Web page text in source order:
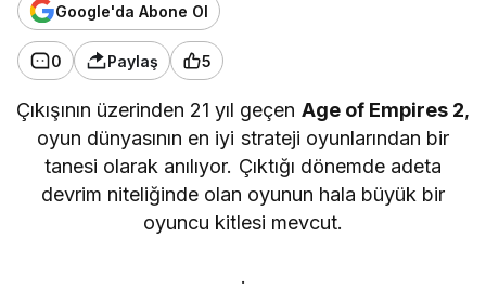
Google'da Abone Ol
0 Paylaş 5
Çıkışının üzerinden 21 yıl geçen Age of Empires 2,
oyun dünyasının en iyi strateji oyunlarından bir
tanesi olarak anılıyor. Çıktığı dönemde adeta
devrim niteliğinde olan oyunun hala büyük bir
oyuncu kitlesi mevcut.
.